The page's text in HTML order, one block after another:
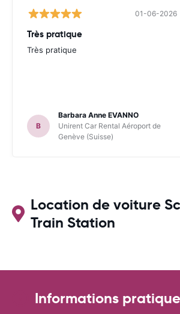
01-06-2026
Très pratique
Très pratique
B
Barbara Anne EVANNO
Unirent Car Rental Aéroport de
Genève (Suisse)
Location de voiture
Train Station
Informations